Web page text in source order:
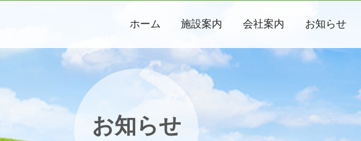
ホーム 施設案内 会社案内 お知らせ
お知らせ